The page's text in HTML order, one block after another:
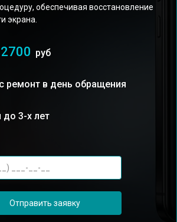
обеспечивая восстановление
экрана.
2700 руб
ремонт в день обращения
до 3-х лет
Отправить заявку